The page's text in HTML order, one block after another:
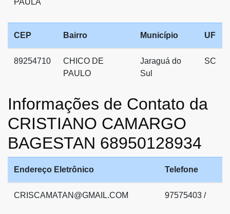
PAULA
CEP Bairro Município UF
89254710
CHICO DE
PAULO
Jaraguá do
Sul
SC
Informações de Contato da
CRISTIANO CAMARGO
BAGESTAN 68950128934
Endereço Eletrônico Telefone
CRISCAMATAN@GMAIL.COM 97575403 /